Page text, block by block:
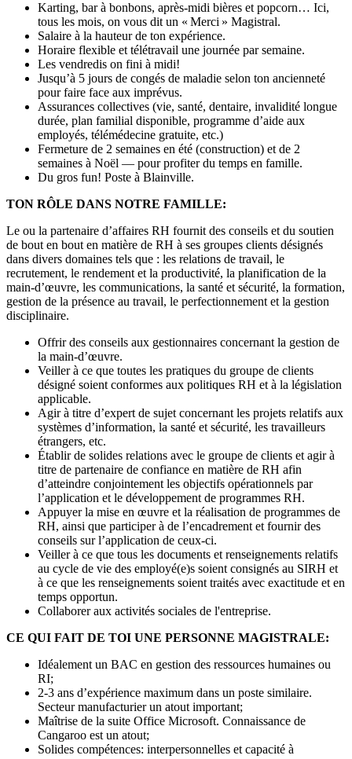
Karting, bar à bonbons, après-midi bières et popcorn… Ici,
tous les mois, on vous dit un « Merci » Magistral.
Salaire à la hauteur de ton expérience.
Horaire flexible et télétravail une journée par semaine.
Les vendredis on fini à midi!
Jusqu’à 5 jours de congés de maladie selon ton ancienneté
pour faire face aux imprévus.
Assurances collectives (vie, santé, dentaire, invalidité longue
durée, plan familial disponible, programme d’aide aux
employés, télémédecine gratuite, etc.)
Fermeture de 2 semaines en été (construction) et de 2
semaines à Noël — pour profiter du temps en famille.
Du gros fun! Poste à Blainville.
TON RÔLE DANS NOTRE FAMILLE:
Le ou la partenaire d’affaires RH fournit des conseils et du soutien
de bout en bout en matière de RH à ses groupes clients désignés
dans divers domaines tels que : les relations de travail, le
recrutement, le rendement et la productivité, la planification de la
main-d’œuvre, les communications, la santé et sécurité, la formation,
gestion de la présence au travail, le perfectionnement et la gestion
disciplinaire.
Offrir des conseils aux gestionnaires concernant la gestion de
la main-d’œuvre.
Veiller à ce que toutes les pratiques du groupe de clients
désigné soient conformes aux politiques RH et à la législation
applicable.
Agir à titre d’expert de sujet concernant les projets relatifs aux
systèmes d’information, la santé et sécurité, les travailleurs
étrangers, etc.
Établir de solides relations avec le groupe de clients et agir à
titre de partenaire de confiance en matière de RH afin
d’atteindre conjointement les objectifs opérationnels par
l’application et le développement de programmes RH.
Appuyer la mise en œuvre et la réalisation de programmes de
RH, ainsi que participer à de l’encadrement et fournir des
conseils sur l’application de ceux-ci.
Veiller à ce que tous les documents et renseignements relatifs
au cycle de vie des employé(e)s soient consignés au SIRH et
à ce que les renseignements soient traités avec exactitude et en
temps opportun.
Collaborer aux activités sociales de l'entreprise.
CE QUI FAIT DE TOI UNE PERSONNE MAGISTRALE:
Idéalement un BAC en gestion des ressources humaines ou
RI;
2-3 ans d’expérience maximum dans un poste similaire.
Secteur manufacturier un atout important;
Maîtrise de la suite Office Microsoft. Connaissance de
Cangaroo est un atout;
Solides compétences: interpersonnelles et capacité à